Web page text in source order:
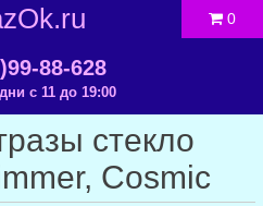
88-628
с 11 до 19:00
0
стекло
Cosmic